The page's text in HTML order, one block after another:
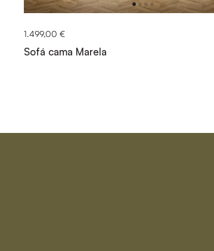
1.499,00 €
Sofá cama Marela